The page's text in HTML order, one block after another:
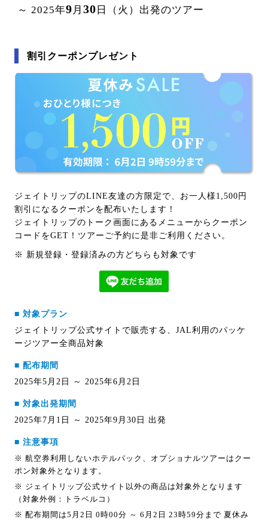
～ 2025年9 月 30 日（火）出発のツアー
割引クーポンプレゼント
ジェイトリップのLINE友達の方限定で、お一人様1,500円
割引になるクーポンを配布いたします！
ジェイトリップのトーク画面にあるメニューからクーポン
コードをGET！ツアーご予約に是非ご利用ください。
※ 新規登録・登録済みの方どちらも対象です
■ 対象プラン
ジェイトリップ公式サイトで販売する、JAL利用のパッケ
ージツアー全商品対象
■ 配布期間
2025年5月2日 ～ 2025年6月2日
■ 対象出発期間
2025年7月1日 ～ 2025年9月30日 出発
■ 注意事項
※ 航空券利用しないホテルパック、オプショナルツアーはクー
ポン対象外となります。
※ ジェイトリップ公式サイト以外の商品は対象外となります
（対象外例：トラベルコ）
※ 配布期間は5月2日 0時00分 ～ 6月2日 23時59分まで 夏休み